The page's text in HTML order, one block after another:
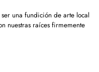
una fundición de arte local
nuestras raíces firmemente